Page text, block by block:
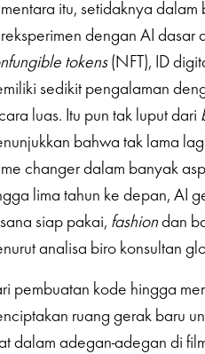
itu, setidaknya
dengan AI dasar
tokens(NFT), ID
sedikit pengalaman
luas. Itu pun tak luput dari
bahwa tak lama
changer dalam banyak
lima tahun ke depan, AI
siap pakai, fashiondan
analisa biro konsultan
pembuatan kode hingga
ruang gerak baru
dalam adegan-adegan di